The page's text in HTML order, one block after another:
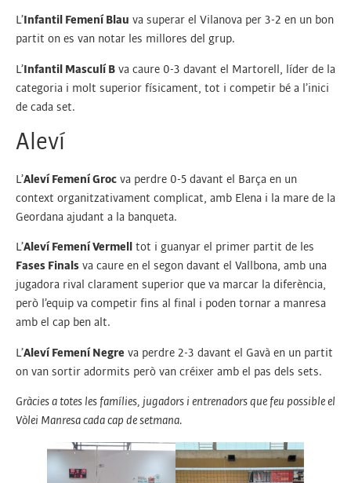
L’Infantil Femení Blau va superar el Vilanova per 3-2 en un bon
partit on es van notar les millores del grup.
L’Infantil Masculí B va caure 0-3 davant el Martorell, líder de la
categoria i molt superior físicament, tot i competir bé a l’inici
de cada set.
Aleví
L’Aleví Femení Groc va perdre 0-5 davant el Barça en un
context organitzativament complicat, amb Elena i la mare de la
Geordana ajudant a la banqueta.
L’Aleví Femení Vermell
tot i guanyar el primer partit de les
Fases Finals va caure en el segon davant el Vallbona, amb una
jugadora rival clarament superior que va marcar la diferència,
però l’equip va competir fins al final i poden tornar a manresa
amb el cap ben alt.
L’Aleví Femení Negre va perdre 2-3 davant el Gavà en un partit
on van sortir adormits però van créixer amb el pas dels sets.
Gràcies a totes les famílies, jugadors i entrenadors que feu possible el
Vòlei Manresa cada cap de setmana.